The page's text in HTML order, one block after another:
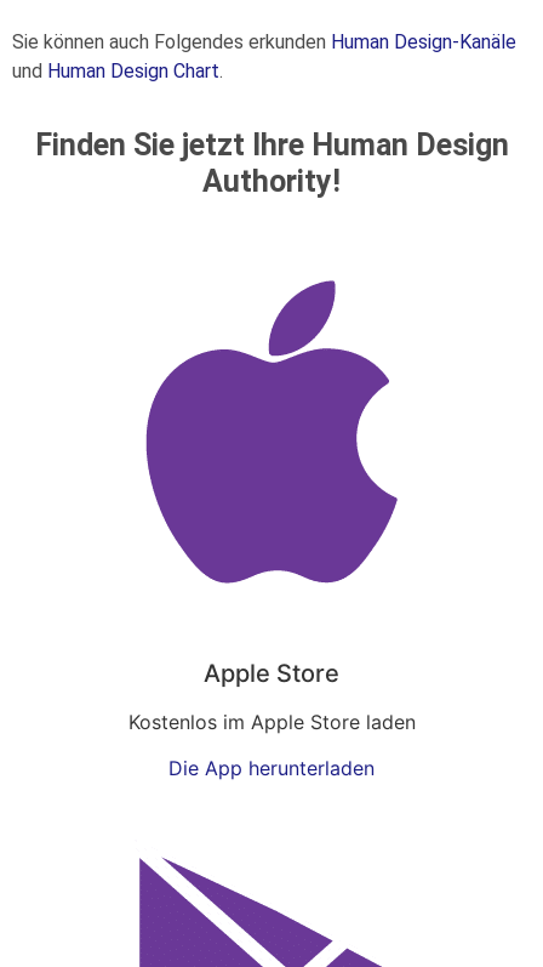
Sie können auch Folgendes erkunden Human Design-Kanäle
und Human Design Chart.
Finden Sie jetzt Ihre Human Design
Authority!
Apple Store
Kostenlos im Apple Store laden
Die App herunterladen